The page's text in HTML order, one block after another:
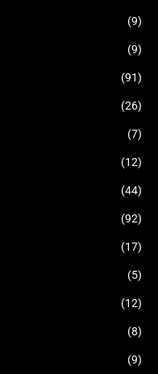
(9)
(9)
(91)
(26)
(7)
(12)
(44)
(92)
(17)
(5)
(12)
(8)
(9)